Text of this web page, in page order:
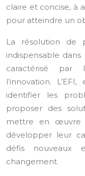
claire et concise, à
pour atteindre un
La résolution de
indispensable
caractérisé par
l’innovation.
identifier les
proposer des
mettre en œuvre
développer leur
défis
changement.